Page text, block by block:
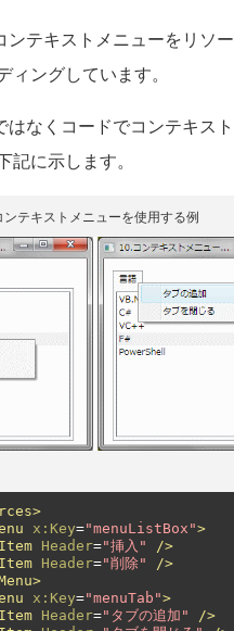
テキストメニューをリソ
ィングしています。
なくコードでコンテキス
記に示します。
ンテキストメニューを使用する例
x:Key="menuListBox">
Header="挿入"
/>
Header="削除"
/>
x:Key="menuTab">
Header="タブの追加"
/>